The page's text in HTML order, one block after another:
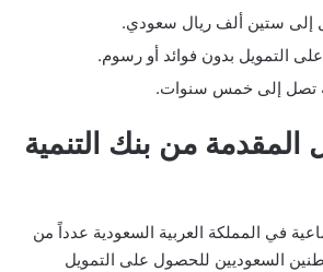
إلى ستين ألف ريال سعودي.
التمويل بدون فوائد أو رسوم.
تصل إلى خمس سنوات.
المقدمة من بنك التنمية
في المملكة العربية السعودية عدداً من
السعوديين للحصول على التمويل